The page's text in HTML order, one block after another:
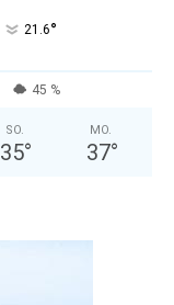
21.6°
45 %
SO.
35°
MO.
37°